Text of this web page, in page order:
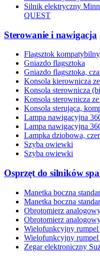
Silnik elektryczny
QUEST
Sterowanie i nawigacja
Flagsztok
Gniazdo flagsztoka
Gniazdo flagsztoka,
Konsola kierownicza
Konsola sterownicza
Konsola sterownicza
Konsola sterująca,
Lampa nawigacyjna
Lampa nawigacyjna
Lampka dziobowa,
Szyba owiewki
Szyba owiewki
Osprzęt do silników
Manetka boczna
Manetka boczna
Obrotomierz
Obrotomierz
Wielofunkcyjny
Wielofunkcyjny
Zegar elektroniczny